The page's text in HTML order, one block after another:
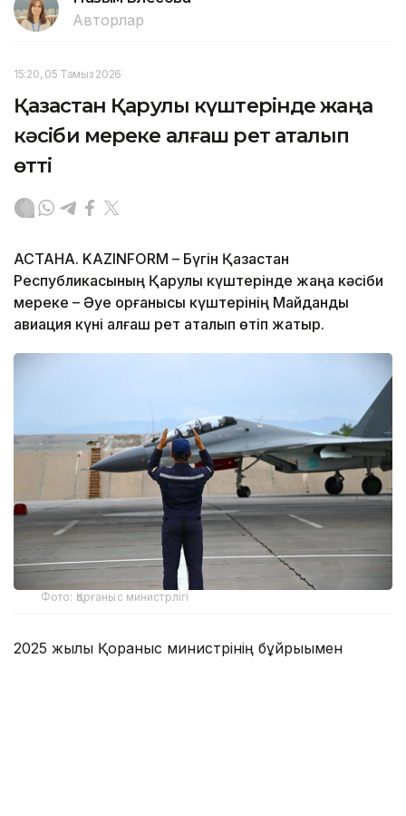
Авторлар
15:20, 05 Тамыз 2026
Қазақстан Қарулы күштерінде жаңа
кәсіби мереке алғаш рет аталып
өтті
АСТАНА. KAZINFORM – Бүгін Қазақстан
Республикасының Қарулы күштерінде жаңа кәсіби
мереке – Әуе қорғанысы күштерінің Майдандық
авиация күні алғаш рет аталып өтіп жатыр.
Фото: Қорғаныс министрлігі
2025 жылы Қорғаныс министрінің бұйрығымен